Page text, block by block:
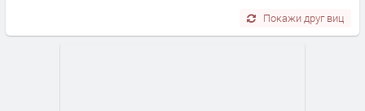
Покажи друг виц